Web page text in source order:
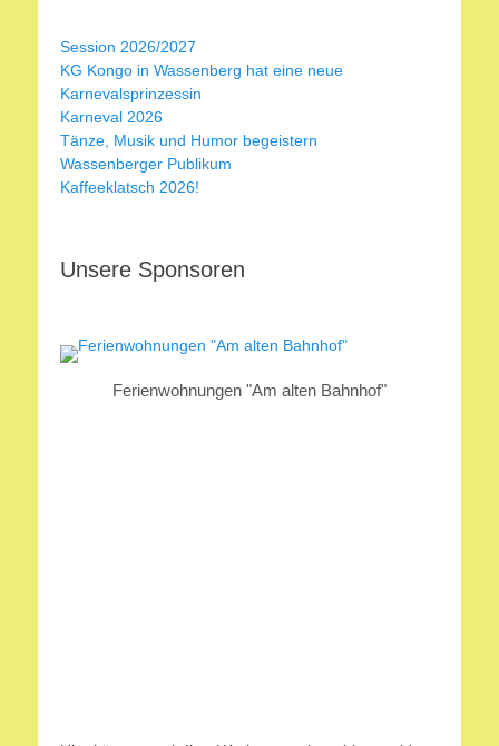
Session 2026/2027
KG Kongo in Wassenberg hat eine neue
Karnevalsprinzessin
Karneval 2026
Tänze, Musik und Humor begeistern
Wassenberger Publikum
Kaffeeklatsch 2026!
Unsere Sponsoren
Ferienwohnungen "Am alten Bahnhof"